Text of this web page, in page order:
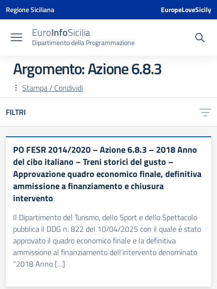
Vai ai contenuti
Vai al menu di navigazione
Vai al footer
Vai al banner delle Cookie Policy
Regione Siciliana EuropeLoveSicily
EuroInfoSicilia
Dipartimento della Programmazione
Argomento: Azione 6.8.3
Stampa / Condividi
FILTRI
PO FESR 2014/2020 – Azione 6.8.3 – 2018 Anno
del cibo italiano – Treni storici del gusto –
Approvazione quadro economico finale, definitiva
ammissione a finanziamento e chiusura
intervento
Il Dipartimento del Turismo, dello Sport e dello Spettacolo
pubblica il DDG n. 822 del 10/04/2025 con il quale é stato
approvato il quadro economico finale e la definitiva
ammissione al finanziamento dell’intervento denominato
“2018 Anno […]